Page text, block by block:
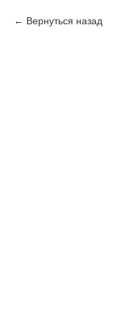
Вернуться назад